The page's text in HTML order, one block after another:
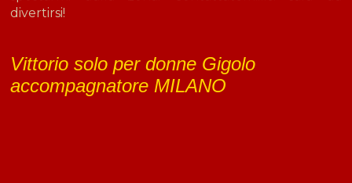
divertirsi!
Vittorio solo per donne Gigolo
accompagnatore MILANO